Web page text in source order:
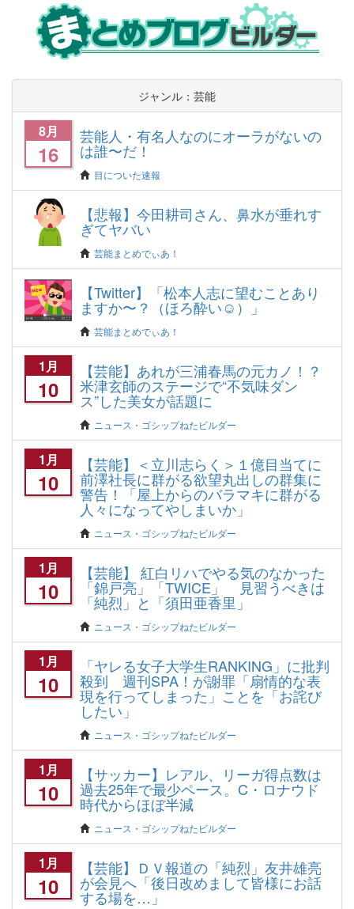
ジャンル：芸能
8月
16
芸能人・有名人なのにオーラがないの
は誰〜だ！
目についた速報
【悲報】今田耕司さん、鼻水が垂れす
ぎてヤバい
芸能まとめでぃあ！
【Twitter】「松本人志に望むことあり
ますか〜？（ほろ酔い☺）」
芸能まとめでぃあ！
1月
10
【芸能】あれが三浦春馬の元カノ！？
米津玄師のステージで“不気味ダン
ス”した美女が話題に
ニュース・ゴシップねたビルダー
1月
10
【芸能】＜立川志らく＞１億目当てに
前澤社長に群がる欲望丸出しの群集に
警告！「屋上からのバラマキに群がる
人々になってやしまいか」
ニュース・ゴシップねたビルダー
1月
10
【芸能】 紅白リハでやる気のなかった
「錦戸亮」「TWICE」 見習うべきは
「純烈」と「須田亜香里」
ニュース・ゴシップねたビルダー
1月
10
「ヤレる女子大学生RANKING」に批判
殺到 週刊SPA！が謝罪「扇情的な表
現を行ってしまった」ことを「お詫び
したい」
ニュース・ゴシップねたビルダー
1月
10
【サッカー】レアル、リーガ得点数は
過去25年で最少ペース。C・ロナウド
時代からほぼ半減
ニュース・ゴシップねたビルダー
1月
10
【芸能】ＤＶ報道の「純烈」友井雄亮
が会見へ「後日改めまして皆様にお話
する場を…」